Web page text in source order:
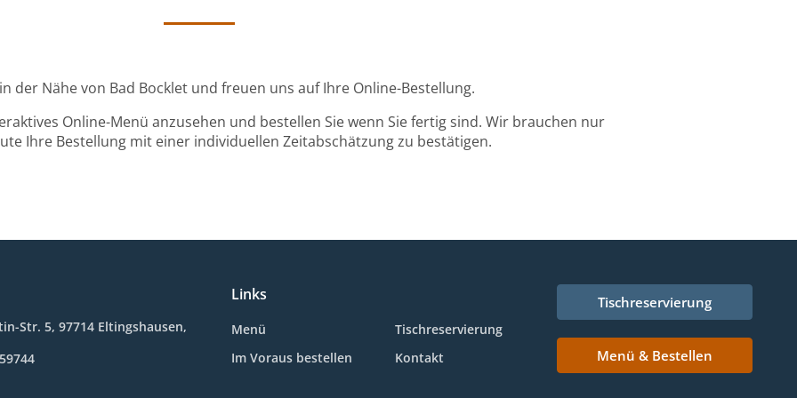
der Nähe von Bad Bocklet und freuen uns auf Ihre Online-Bestellung.
Online-Menü anzusehen und bestellen Sie wenn Sie fertig sind. Wir brauchen nur
Ihre Bestellung mit einer individuellen Zeitabschätzung zu bestätigen.
Str. 5, 97714 Eltingshausen,
Links
Menü
Tischreservierung
Im Voraus bestellen
Kontakt
Tischreservierung
Menü & Bestellen